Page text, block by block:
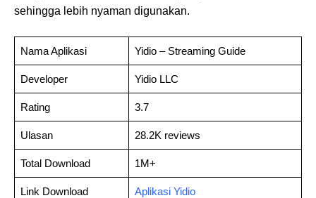
sehingga lebih nyaman digunakan.
Nama Aplikasi Yidio – Streaming Guide
Developer Yidio LLC
Rating 3.7
Ulasan 28.2K reviews
Total Download 1M+
Link Download Aplikasi Yidio